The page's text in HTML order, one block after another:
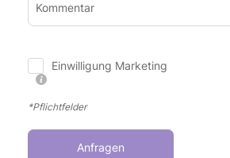
Kommentar
Einwilligung Marketing
*Pflichtfelder
Anfragen